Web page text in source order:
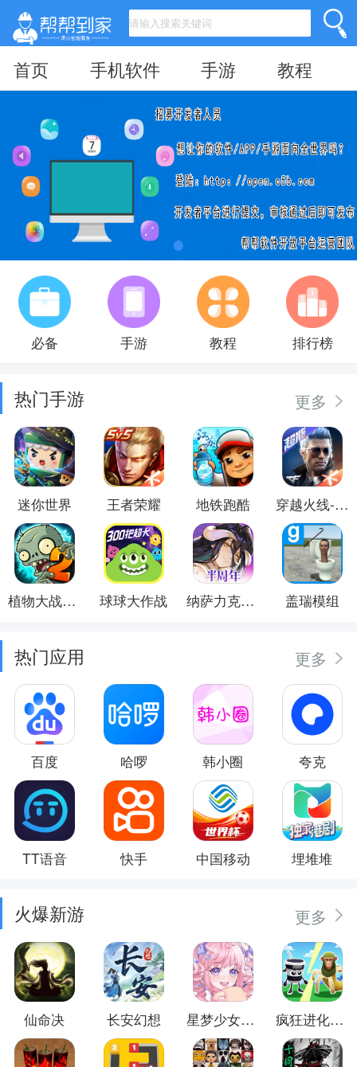
首页 手机软件 手游 教程
必备 手游 教程 排行榜
热门手游 更多
迷你世界 王者荣耀 地铁跑酷 穿越火线-枪战王者
植物大战僵尸2 球球大作战 纳萨力克之王 盖瑞模组
热门应用 更多
百度 哈啰 韩小圈 夸克
TT语音 快手 中国移动 埋堆堆
火爆新游 更多
仙命决 长安幻想 星梦少女换装 疯狂进化防卫战